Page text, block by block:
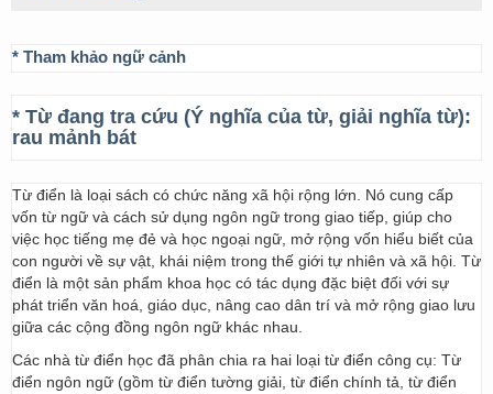
* Tham khảo ngữ cảnh
* Từ đang tra cứu (Ý nghĩa của từ, giải nghĩa từ):
rau mảnh bát
Từ điển là loại sách có chức năng xã hội rộng lớn. Nó cung cấp
vốn từ ngữ và cách sử dụng ngôn ngữ trong giao tiếp, giúp cho
việc học tiếng mẹ đẻ và học ngoại ngữ, mở rộng vốn hiểu biết của
con người về sự vật, khái niệm trong thế giới tự nhiên và xã hội. Từ
điển là một sản phẩm khoa học có tác dụng đặc biệt đối với sự
phát triển văn hoá, giáo dục, nâng cao dân trí và mở rộng giao lưu
giữa các cộng đồng ngôn ngữ khác nhau.
Các nhà từ điển học đã phân chia ra hai loại từ điển công cụ: Từ
điển ngôn ngữ (gồm từ điển tường giải, từ điển chính tả, từ điển